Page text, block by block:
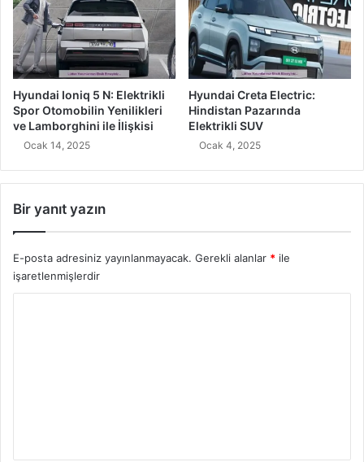
Hyundai Ioniq 5 N: Elektrikli
Spor Otomobilin Yenilikleri
ve Lamborghini ile İlişkisi
Ocak 14, 2025
Hyundai Creta Electric:
Hindistan Pazarında
Elektrikli SUV
Ocak 4, 2025
Bir yanıt yazın
E-posta adresiniz yayınlanmayacak. Gerekli alanlar * ile
işaretlenmişlerdir